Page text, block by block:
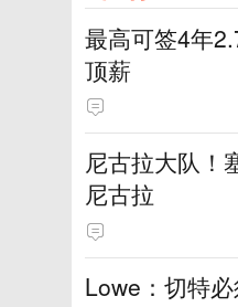
最高可签4年
顶薪
尼古拉大队！
尼古拉
Lowe：切特